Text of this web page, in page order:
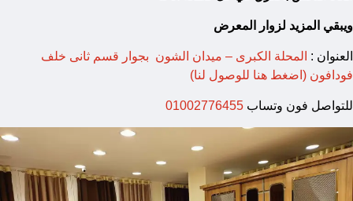
ويبقي المزيد لزوار المعرض
العنوان : المحلة الكبرى – ميدان الشون بجوار قسم ثانى خلف
فودافون (اضغط هنا للوصول لنا)
للتواصل فون وتساب 01002776455